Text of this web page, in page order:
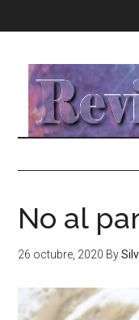
No al
26 octubre, 2020 By